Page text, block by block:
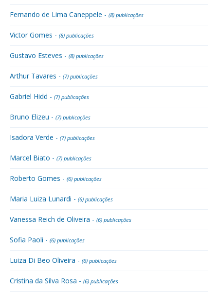
Fernando de Lima Caneppele - (8) publicações
Victor Gomes - (8) publicações
Gustavo Esteves - (8) publicações
Arthur Tavares - (7) publicações
Gabriel Hidd - (7) publicações
Bruno Elizeu - (7) publicações
Isadora Verde - (7) publicações
Marcel Biato - (7) publicações
Roberto Gomes - (6) publicações
Maria Luiza Lunardi - (6) publicações
Vanessa Reich de Oliveira - (6) publicações
Sofia Paoli - (6) publicações
Luiza Di Beo Oliveira - (6) publicações
Cristina da Silva Rosa - (6) publicações